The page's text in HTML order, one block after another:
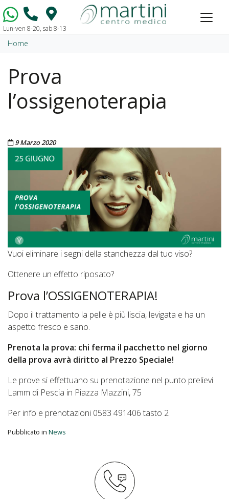
Vai al contenuto
Lun-ven 8-20, sab 8-13
Home
Prova
l’ossigenoterapia
Pubblicato il
9 Marzo 2020
Vuoi eliminare i segni della stanchezza dal tuo viso?
Ottenere un effetto riposato?
Prova l’OSSIGENOTERAPIA!
Dopo il trattamento la pelle è più liscia, levigata e ha un
aspetto fresco e sano.
Prenota la prova: chi ferma il pacchetto nel giorno
della prova avrà diritto al Prezzo Speciale!
Le prove si effettuano su prenotazione nel punto prelievi
Lamm di Pescia in Piazza Mazzini, 75
Per info e prenotazioni 0583 491406 tasto 2
Pubblicato in News